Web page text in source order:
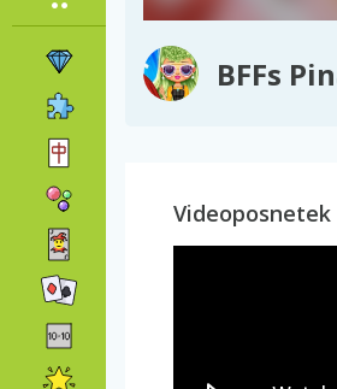
BFFs
Videoposnetek